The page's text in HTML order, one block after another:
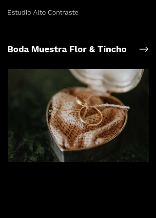
Boda Muestra Flor & Tincho
Estudio Alto Contraste